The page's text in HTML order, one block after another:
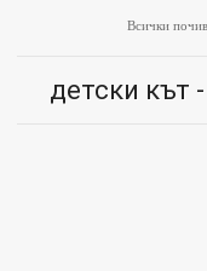
Всички
детски кът